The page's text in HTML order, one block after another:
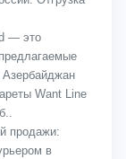
— это
Азербайджан
Want Line
продажи:
в